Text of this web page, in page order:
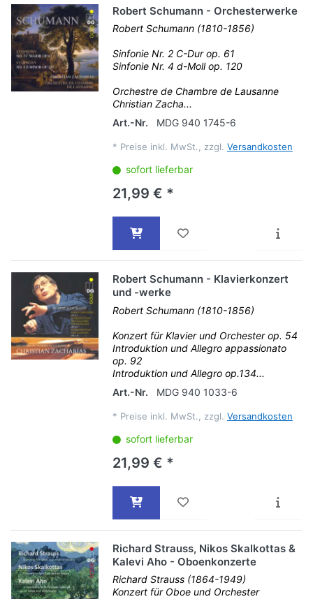
Robert Schumann - Orchesterwerke
Robert Schumann (1810-1856)
Sinfonie Nr. 2 C-Dur op. 61
Sinfonie Nr. 4 d-Moll op. 120
Orchestre de Chambre de Lausanne
Christian Zacha...
Art.-Nr.
MDG 940 1745-6
* Preise inkl. MwSt., zzgl. Versandkosten
sofort lieferbar
21,99 € *
Robert Schumann - Klavierkonzert
und -werke
Robert Schumann (1810-1856)
Konzert für Klavier und Orchester op. 54
Introduktion und Allegro appassionato
op. 92
Introduktion und Allegro op.134...
Art.-Nr.
MDG 940 1033-6
* Preise inkl. MwSt., zzgl. Versandkosten
sofort lieferbar
21,99 € *
Richard Strauss, Nikos Skalkottas &
Kalevi Aho - Oboenkonzerte
Richard Strauss (1864-1949)
Konzert für Oboe und Orchester